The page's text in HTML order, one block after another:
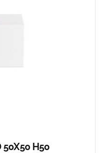
50X50 H50